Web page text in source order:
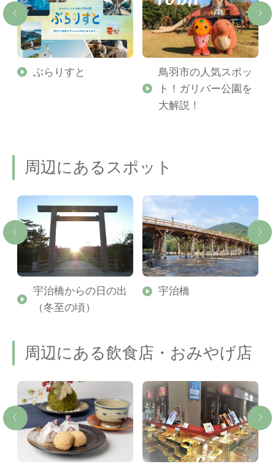
ぶらりすと
鳥羽市の人気スポッ
ト！ガリバー公園を
大解説！
周辺にあるスポット
宇治橋からの日の出
（冬至の頃）
宇治橋
周辺にある飲食店・おみやげ店